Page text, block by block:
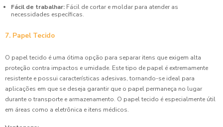
Fácil de trabalhar: Fácil de cortar e moldar para atender as
necessidades específicas.
7. Papel Tecido
O papel tecido é uma ótima opção para separar itens que exigem alta
proteção contra impactos e umidade. Este tipo de papel é extremamente
resistente e possui características adesivas, tornando-se ideal para
aplicações em que se deseja garantir que o papel permaneça no lugar
durante o transporte e armazenamento. O papel tecido é especialmente útil
em áreas como a eletrônica e itens médicos.